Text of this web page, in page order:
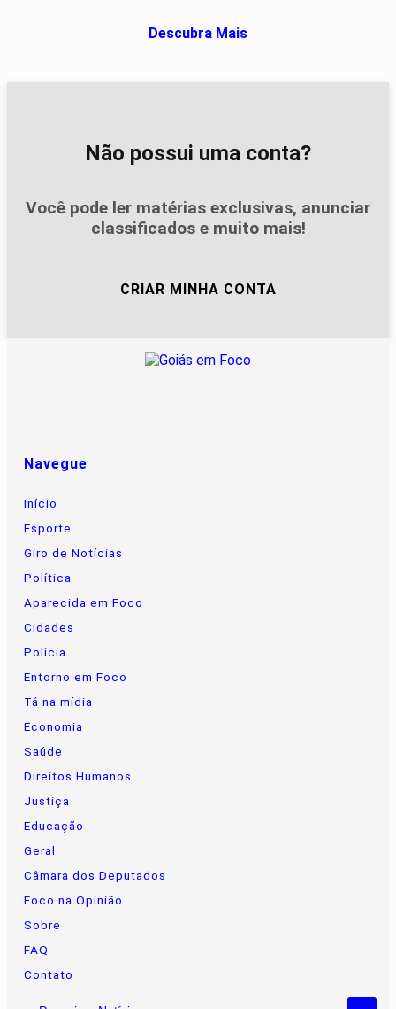
Descubra Mais
Não possui uma conta?
Você pode ler matérias exclusivas, anunciar
classificados e muito mais!
CRIAR MINHA CONTA
Navegue
Início
Esporte
Giro de Notícias
Política
Aparecida em Foco
Cidades
Polícia
Entorno em Foco
Tá na mídia
Economia
Saúde
Direitos Humanos
Justiça
Educação
Geral
Câmara dos Deputados
Foco na Opinião
Sobre
FAQ
Contato